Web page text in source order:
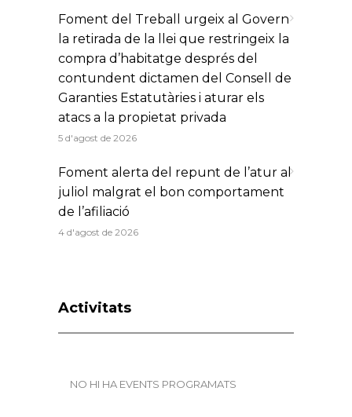
Foment del Treball urgeix al Govern
la retirada de la llei que restringeix la
compra d’habitatge després del
contundent dictamen del Consell de
Garanties Estatutàries i aturar els
atacs a la propietat privada
5 d'agost de 2026
Foment alerta del repunt de l’atur al
juliol malgrat el bon comportament
de l’afiliació
4 d'agost de 2026
Activitats
NO HI HA EVENTS PROGRAMATS